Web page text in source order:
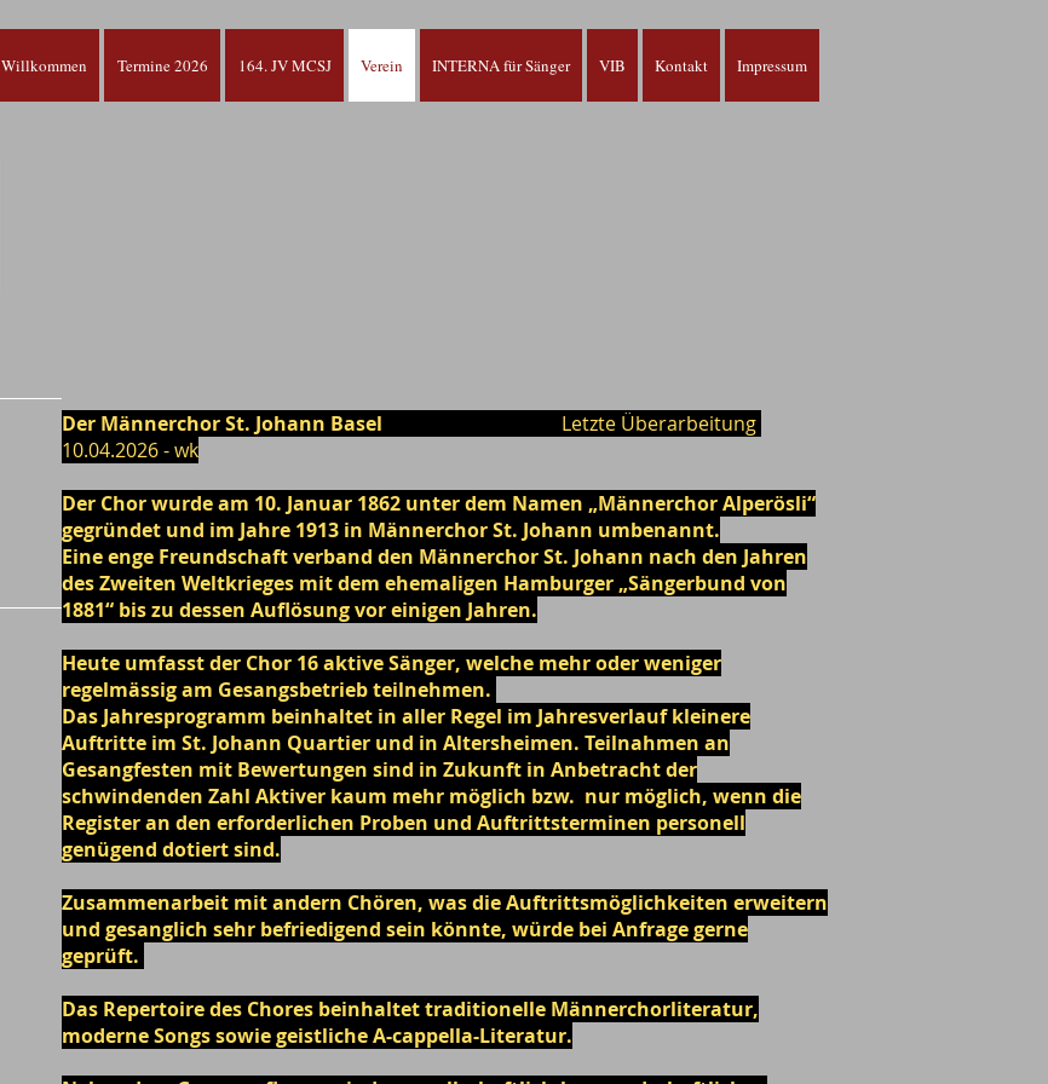
Willkommen Termine 2026 164. JV MCSJ Verein INTERNA für Sänger VIB Kontakt Impressum
Der Männerchor St. Johann Basel Letzte Überarbeitung
10.04.2026 - wk
Der Chor wurde am 10. Januar 1862 unter dem Namen „Männerchor Alperösli“
gegründet und im Jahre 1913 in Männerchor St. Johann umbenannt.
Eine enge Freundschaft verband den Männerchor St. Johann nach den Jahren
des Zweiten Weltkrieges mit dem ehemaligen Hamburger „Sängerbund von
1881“ bis zu dessen Auflösung vor einigen Jahren.
Heute umfasst der Chor 16aktive Sänger, welche mehr oder weniger
regelmässig am Gesangsbetrieb teilnehmen.
Das Jahresprogramm beinhaltet in aller Regel im Jahresverlauf kleinere
Auftritte im St. Johann Quartier und in Altersheimen. Teilnahmen an
Gesangfesten mit Bewertungen sind in Zukunft in Anbetracht der
schwindenden Zahl Aktiver kaum mehr möglich bzw. nur möglich, wenn die
Register an den erforderlichen Proben und Auftrittsterminen personell
genügend dotiert sind.
Zusammenarbeit mit andern Chören, was die Auftrittsmöglichkeiten erweitern
und gesanglich sehr befriedigend sein könnte, würde bei Anfrage gerne
geprüft.
Das Repertoire des Chores beinhaltet traditionelle Männerchorliteratur,
moderne Songs sowie geistliche A-cappella-Literatur.